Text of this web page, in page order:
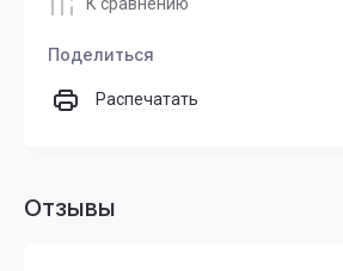
Поделиться
Распечатать
Отзывы